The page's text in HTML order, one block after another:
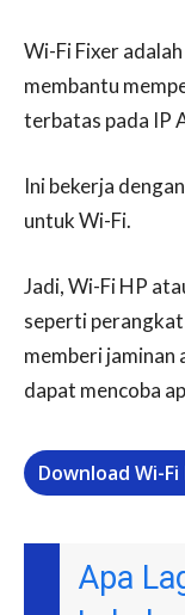
Wi-Fi Fixer
membantu
terbatas pada IP
Ini bekerja
untuk Wi-Fi.
Jadi, Wi-Fi HP
seperti
memberi jaminan
dapat mencoba
Download Wi-
Apa